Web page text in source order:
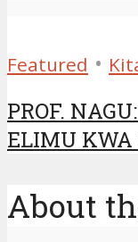
Featured •
PROF.
ELIMU
About